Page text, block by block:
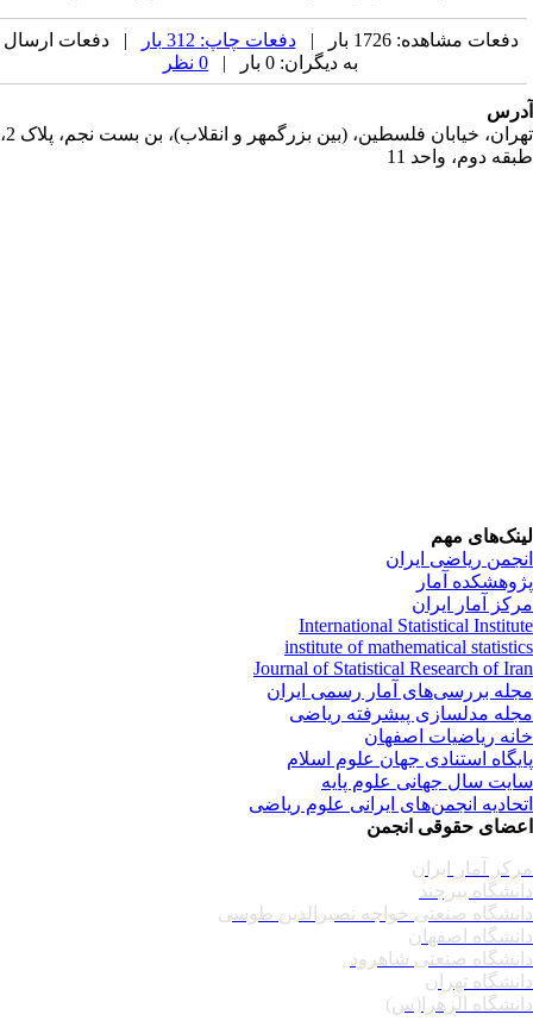
دفعات مشاهده: 1726 بار | دفعات چاپ: 312 بار
| دفعات ارسال
به دیگران: 0 بار |
تهران، خیابان فلسطین، (بین بزرگمهر و انقلاب)، بن بست نجم، پلاک 2،
دوم، واحد 11
مهم
ریاضی ایران
آمار
آمار ایران
International Statistical
institute of mathematical
Journal of Statistical Research of
بررسی‌های آمار رسمی ایران
مدلسازی پیشرفته ریاضی
ریاضیات اصفهان
استنادی جهان علوم اسلام
سال جهانی علوم پایه
انجمن‌های ایرانی علوم ریاضی
حقوقی انجمن
آمار ایران
بیرجند
صنعتی خواجه نصیرالدین طوسی
اصفهان
صنعتی شاهرود
تهران
الزهرا(س)